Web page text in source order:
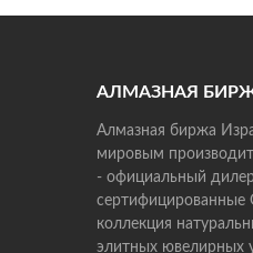
АЛМАЗНАЯ
Алмазная биржа
мировым
- официальный
сертифицированные
коллекция
элитных ювелирных